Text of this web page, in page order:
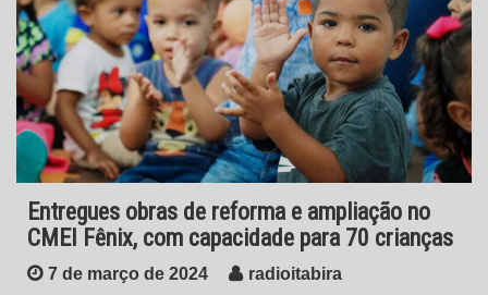
Entregues obras de reforma e ampliação no
CMEI Fênix, com capacidade para 70 crianças
7 de março de 2024 radioitabira